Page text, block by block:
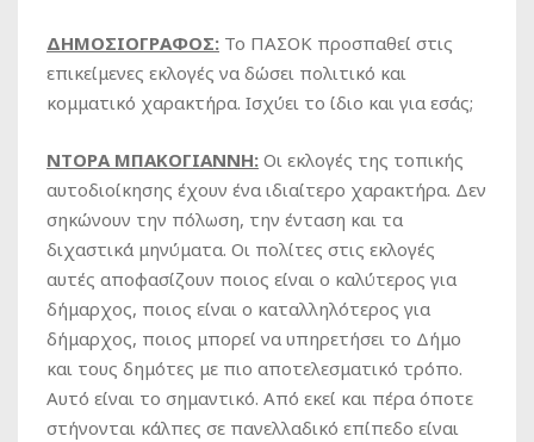
ΔΗΜΟΣΙΟΓΡΑΦΟΣ: Το ΠΑΣΟΚ προσπαθεί στις
επικείμενες εκλογές να δώσει πολιτικό και
κομματικό χαρακτήρα. Ισχύει το ίδιο και για εσάς;
ΝΤΟΡΑ ΜΠΑΚΟΓΙΑΝΝΗ: Οι εκλογές της τοπικής
αυτοδιοίκησης έχουν ένα ιδιαίτερο χαρακτήρα. Δεν
σηκώνουν την πόλωση, την ένταση και τα
διχαστικά μηνύματα. Οι πολίτες στις εκλογές
αυτές αποφασίζουν ποιος είναι ο καλύτερος για
δήμαρχος, ποιος είναι ο καταλληλότερος για
δήμαρχος, ποιος μπορεί να υπηρετήσει το Δήμο
και τους δημότες με πιο αποτελεσματικό τρόπο.
Αυτό είναι το σημαντικό. Από εκεί και πέρα όποτε
στήνονται κάλπες σε πανελλαδικό επίπεδο είναι